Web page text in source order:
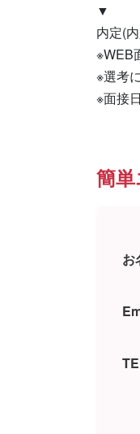
▼
内定(
※WEB
※選考
※面接
簡
お